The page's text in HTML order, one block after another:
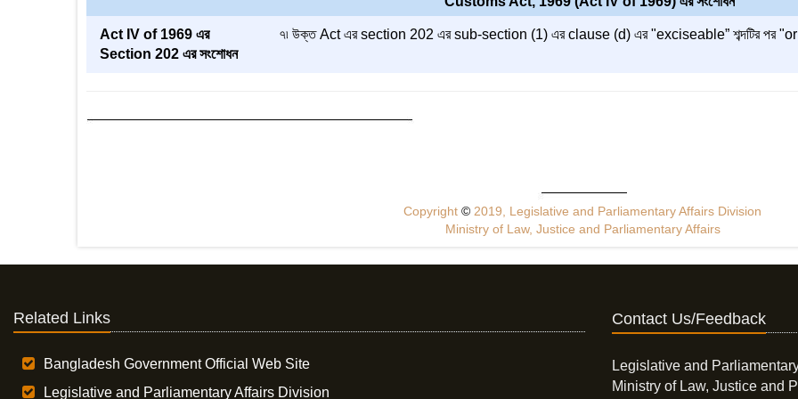
Act IV of 1969 এর
Section 202 এর সংশোধন
৭৷ উক্ত Act এর section 202 এর sub-section (1) এর clause (d) এর "exciseable” শব্দটির পর "or
Copyright© 2019, Legislative and Parliamentary Affairs Division
Ministry of Law, Justice and Parliamentary Affairs
Related Links
Bangladesh Government Official Web Site
Legislative and Parliamentary Affairs Division
Contact Us/Feedback
Legislative and
Ministry of Law, Justice and